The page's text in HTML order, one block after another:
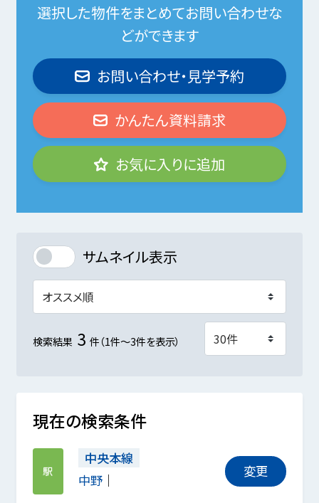
選択した物件をまとめてお問い合わせな
どができます
お問い合わせ・見学予約
かんたん資料請求
お気に入りに追加
サムネイル表示
検索結果 3 件（1件～3件を表示）
現在の検索条件
駅
中央本線
中野
変更